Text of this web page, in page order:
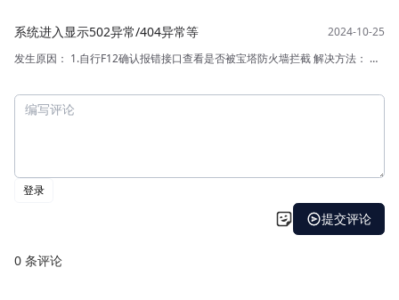
完成后点击程序文件-依次找到下方文件 修改成新的域名即可
系统进入显示502异常/404异常等
发生原因： 1.自行F12确认报错接口查看是否被宝塔防火墙拦截 解决方法： 关